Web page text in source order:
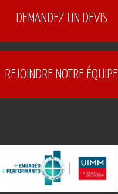
DEMANDEZ UN DEVIS
REJOINDRE NOTRE ÉQUIPE